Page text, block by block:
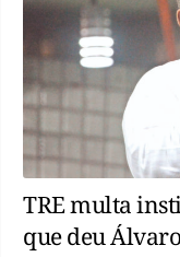
TRE multa
que deu